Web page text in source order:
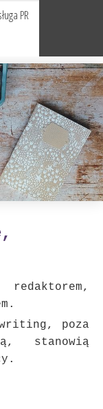
PR
poza
stanowią